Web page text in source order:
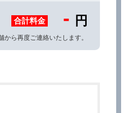
合計料金 - 円
ら再度ご連絡いたします。